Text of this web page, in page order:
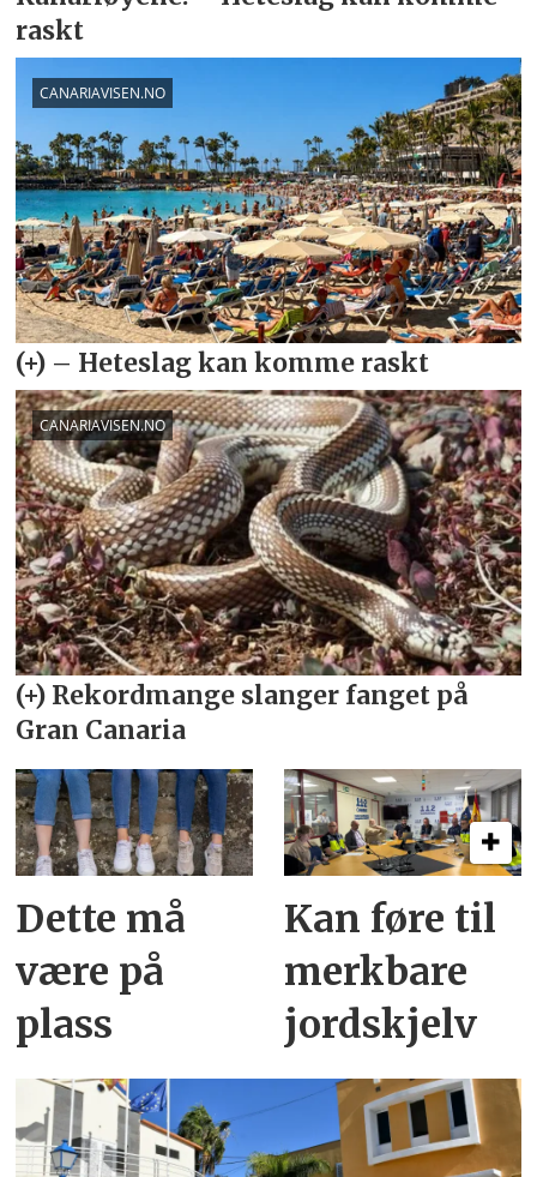
Dette må
være på
plass
Kan føre til
merkbare
jordskjelv